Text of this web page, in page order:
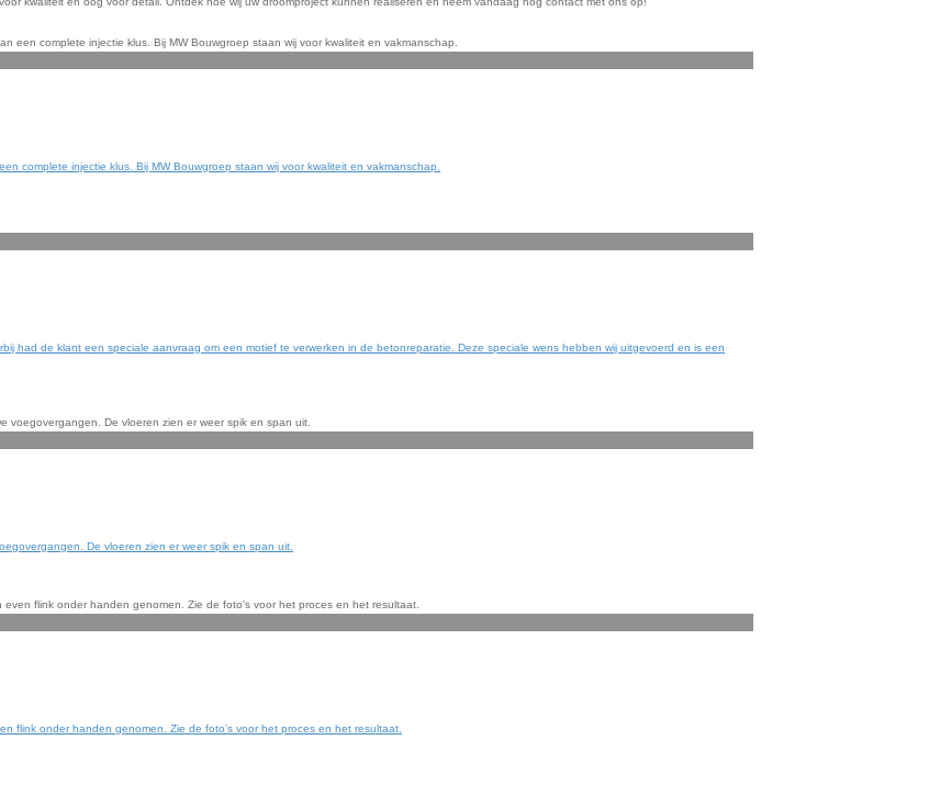
complete injectie klus. Bij MW Bouwgroep staan wij voor kwaliteit en vakmanschap.
had de klant een speciale aanvraag om een motief te verwerken in de betonreparatie. Deze speciale wens hebben wij uitgevoerd en is een
De vloeren zien er weer spik en span uit.
flink onder handen genomen. Zie de foto’s voor het proces en het resultaat.